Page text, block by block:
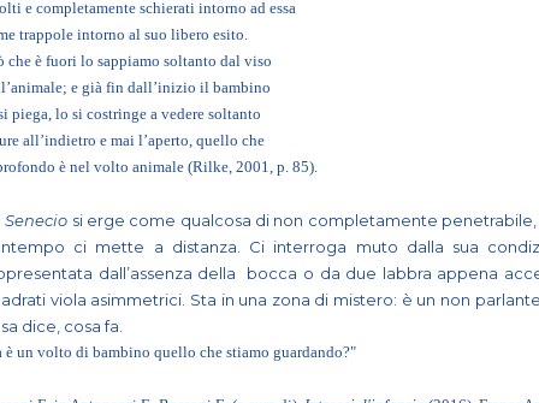
e completamente schierati intorno ad essa
trappole intorno al suo libero esito.
che è fuori lo sappiamo soltanto dal viso
e già fin dall’inizio il bambino
piega, lo si costringe a vedere soltanto
all’indietro e mai l’aperto, quello che
è nel volto animale (Rilke, 2001, p. 85).
Senecio si erge come qualcosa di non completamente
ci mette a distanza. Ci interroga muto dalla sua
dall’assenza della
bocca o da due labbra appena
viola asimmetrici. Sta in una zona di mistero: è un non
dice, cosa fa.
è un volto di bambino quello che stiamo guardando?"